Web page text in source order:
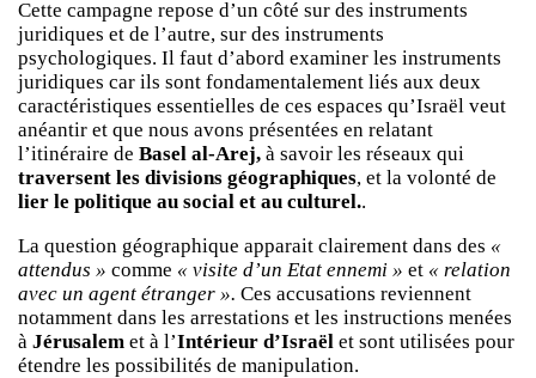
Cette campagne repose d’un côté sur des instruments
juridiques et de l’autre, sur des instruments
psychologiques. Il faut d’abord examiner les instruments
juridiques car ils sont fondamentalement liés aux deux
caractéristiques essentielles de ces espaces qu’Israël veut
anéantir et que nous avons présentées en relatant
l’itinéraire de Basel al-Arej, à savoir les réseaux qui
traversent les divisions géographiques, et la volonté de
lier le politique au social et au culturel..
La question géographique apparait clairement dans des «
attendus » comme « visite d’un Etat ennemi » et « relation
avec un agent étranger ». Ces accusations reviennent
notamment dans les arrestations et les instructions menées
à Jérusalem et à l’Intérieur d’Israël et sont utilisées pour
étendre les possibilités de manipulation.